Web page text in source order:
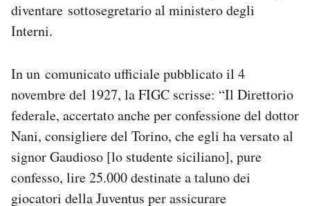
diventare sottosegretario al ministero degli
Interni.
In un comunicato ufficiale pubblicato il 4
novembre del 1927, la FIGC scrisse: “Il Direttorio
federale, accertato anche per confessione del dottor
Nani, consigliere del Torino, che egli ha versato al
signor Gaudioso [lo studente siciliano], pure
confesso, lire 25.000 destinate a taluno dei
giocatori della Juventus per assicurare